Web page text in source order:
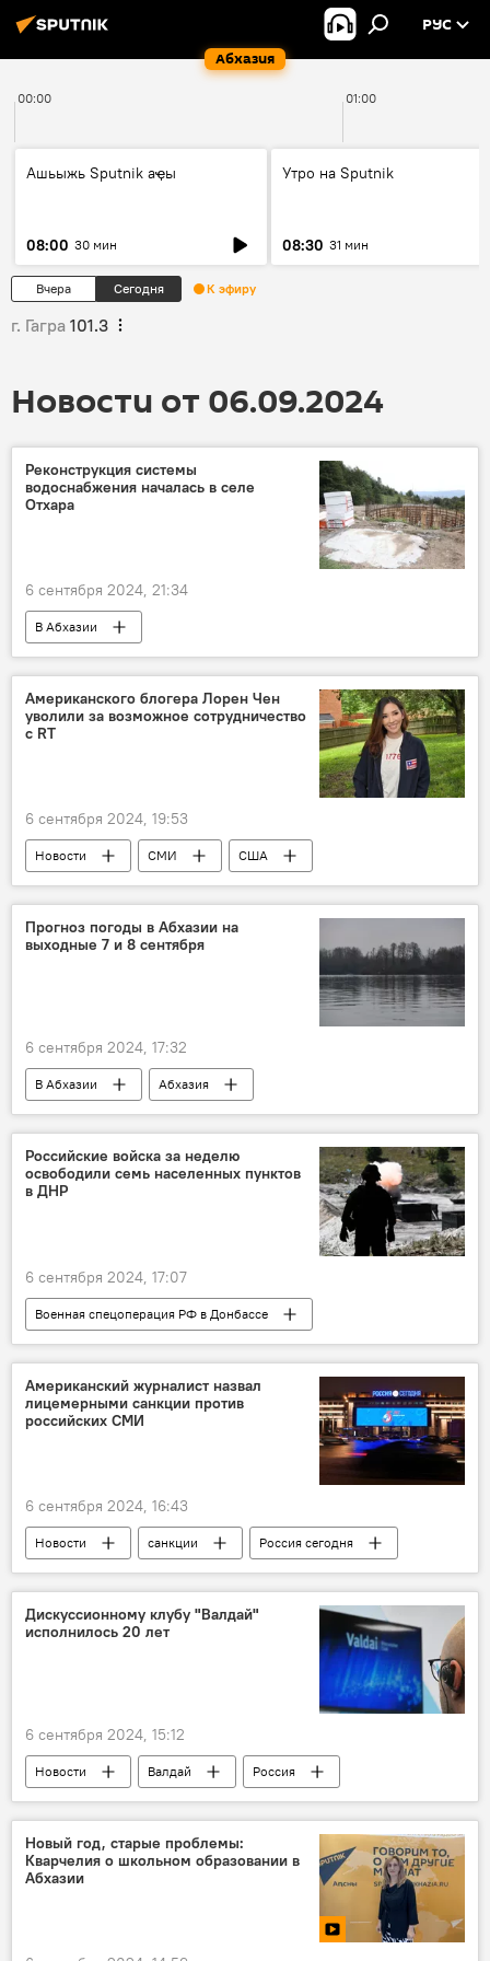
Абхазия
РУС
00:00 01:00
Ашьыжь Sputnik аҿы
08:00 30 мин
Утро на Sputnik
08:30 31 мин
Вчера Сегодня К эфиру
г. Гагра 101.3
Новости от 06.09.2024
Реконструкция системы
водоснабжения началась в селе
Отхара
6 сентября 2024, 21:34
В Абхазии
Абхазия: благоустройство районов и городов
Новости
Абхазия
Американского блогера Лорен Чен
уволили за возможное сотрудничество
с RT
6 сентября 2024, 19:53
Новости СМИ США
Прогноз погоды в Абхазии на
выходные 7 и 8 сентября
6 сентября 2024, 17:32
В Абхазии
Абхазия
погода в Абхазии
Российские войска за неделю
освободили семь населенных пунктов
в ДНР
6 сентября 2024, 17:07
Военная спецоперация РФ в Донбассе
Россия
Украина
Донбасс
Американский журналист назвал
лицемерными санкции против
российских СМИ
6 сентября 2024, 16:43
Новости санкции Россия сегодня
Дискуссионному клубу "Валдай"
исполнилось 20 лет
6 сентября 2024, 15:12
Новости Валдай Россия
Новый год, старые проблемы:
Кварчелия о школьном образовании в
Абхазии